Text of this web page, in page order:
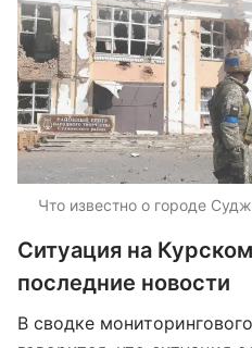
Что известно о городе
Ситуация на
последние новости
В сводке